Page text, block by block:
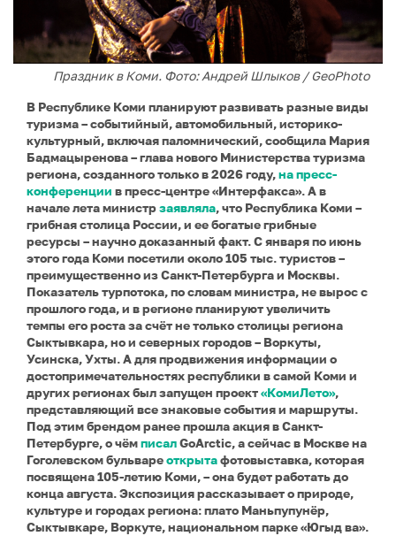
Праздник в Коми. Фото: Андрей Шлыков / GeoPhoto
В Республике Коми планируют развивать разные виды
туризма – событийный, автомобильный, историко-
культурный, включая паломнический, сообщила Мария
Бадмацыренова – глава нового Министерства туризма
региона, созданного только в 2026 году,на пресс-
конференции в пресс-центре «Интерфакса». А в
начале лета министрзаявляла, что Республика Коми –
грибная столица России, и ее богатые грибные
ресурсы – научно доказанный факт. С января по июнь
этого года Коми посетили около 105 тыс. туристов –
преимущественно из Санкт-Петербурга и Москвы.
Показатель турпотока, по словам министра, не вырос с
прошлого года, и в регионе планируют увеличить
темпы его роста за счёт не только столицы региона
Сыктывкара, но и северных городов – Воркуты,
Усинска, Ухты. А для продвижения информации о
достопримечательностях республики в самой Коми и
других регионах был запущен проект«КомиЛето»,
представляющий все знаковые события и маршруты.
Под этим брендом ранее прошла акция в Санкт-
Петербурге, о чёмписалGoArctic, а сейчас в Москве на
Гоголевском бульвареоткрытафотовыставка, которая
посвящена 105-летию Коми, – она будет работать до
конца августа. Экспозиция рассказывает о природе,
культуре и городах региона: плато Маньпупунёр,
Сыктывкаре, Воркуте, национальном парке «Югыд ва».